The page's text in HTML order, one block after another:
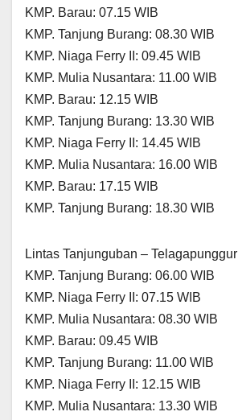
KMP. Barau: 07.15 WIB
KMP. Tanjung Burang: 08.30 WIB
KMP. Niaga Ferry II: 09.45 WIB
KMP. Mulia Nusantara: 11.00 WIB
KMP. Barau: 12.15 WIB
KMP. Tanjung Burang: 13.30 WIB
KMP. Niaga Ferry II: 14.45 WIB
KMP. Mulia Nusantara: 16.00 WIB
KMP. Barau: 17.15 WIB
KMP. Tanjung Burang: 18.30 WIB
Lintas Tanjunguban – Telagapunggur
KMP. Tanjung Burang: 06.00 WIB
KMP. Niaga Ferry II: 07.15 WIB
KMP. Mulia Nusantara: 08.30 WIB
KMP. Barau: 09.45 WIB
KMP. Tanjung Burang: 11.00 WIB
KMP. Niaga Ferry II: 12.15 WIB
KMP. Mulia Nusantara: 13.30 WIB